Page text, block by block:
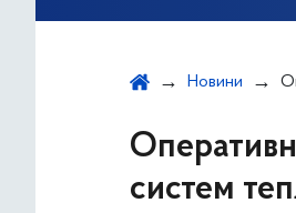
Новини
систем